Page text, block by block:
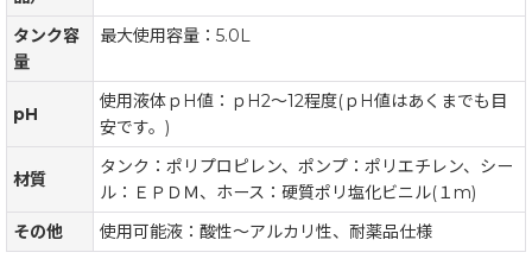
タンク容
量
最大使用容量：5.0L
pH
使用液体ｐH値：ｐH2〜12程度(ｐH値はあくまでも目
安です。)
材質
タンク：ポリプロピレン、ポンプ：ポリエチレン、シー
ル：ＥＰＤＭ、ホース：硬質ポリ塩化ビニル(１m)
その他
使用可能液：酸性〜アルカリ性、耐薬品仕様